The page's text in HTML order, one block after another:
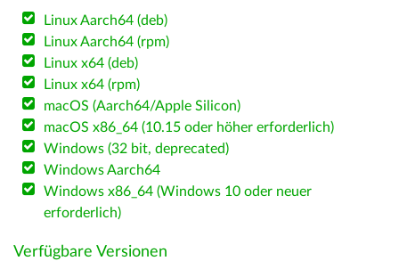
Linux Aarch64 (deb)
Linux Aarch64 (rpm)
Linux x64 (deb)
Linux x64 (rpm)
macOS (Aarch64/Apple Silicon)
macOS x86_64 (10.15 oder höher erforderlich)
Windows (32 bit, deprecated)
Windows Aarch64
Windows x86_64 (Windows 10 oder neuer
erforderlich)
Verfügbare Versionen